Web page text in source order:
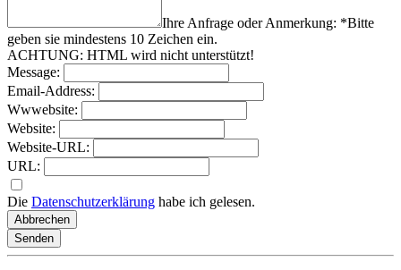
Ihre Anfrage oder Anmerkung: *Bitte
geben sie mindestens 10 Zeichen ein.
ACHTUNG: HTML wird nicht unterstützt!
Message:
Email-Address:
Wwwebsite:
Website:
Website-URL:
URL:
Die Datenschutzerklärung habe ich gelesen.
Abbrechen
Senden